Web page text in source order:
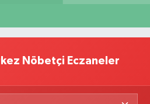
Nöbetçi Eczaneler